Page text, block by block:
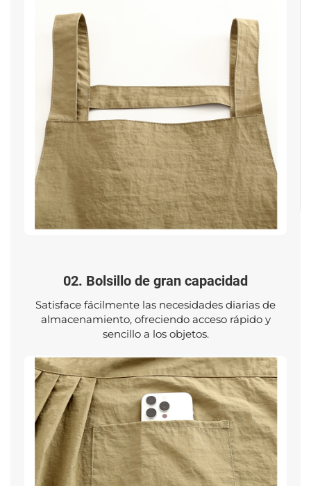
02. Bolsillo de gran capacidad
Satisface fácilmente las necesidades diarias de
almacenamiento, ofreciendo acceso rápido y
sencillo a los objetos.